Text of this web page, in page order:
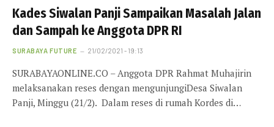
Kades Siwalan Panji Sampaikan Masalah Jalan
dan Sampah ke Anggota DPR RI
SURABAYA FUTURE 21/02/2021 - 19:13
SURABAYAONLINE.CO – Anggota DPR Rahmat Muhajirin
melaksanakan reses dengan mengunjungiDesa Siwalan
Panji, Minggu (21/2). Dalam reses di rumah Kordes di…